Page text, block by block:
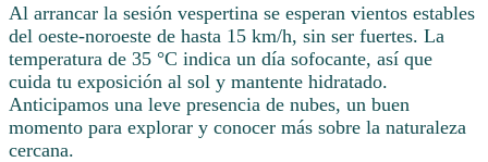
Al arrancar la sesión vespertina se esperan vientos estables
del oeste-noroeste de hasta 15 km/h, sin ser fuertes. La
temperatura de 35 °C indica un día sofocante, así que
cuida tu exposición al sol y mantente hidratado.
Anticipamos una leve presencia de nubes, un buen
momento para explorar y conocer más sobre la naturaleza
cercana.